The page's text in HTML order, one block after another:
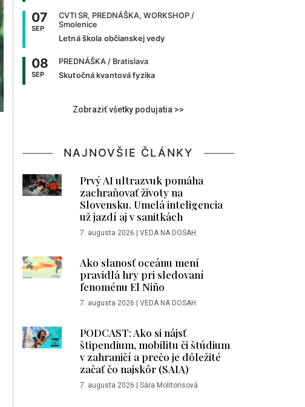
07
SEP
CVTI SR, PREDNÁŠKA, WORKSHOP /
Smolenice
Letná škola občianskej vedy
08
SEP
PREDNÁŠKA / Bratislava
Skutočná kvantová fyzika
Zobraziť všetky podujatia >>
NAJNOVŠIE ČLÁNKY
Prvý AI ultrazvuk pomáha
zachraňovať životy na
Slovensku. Umelá inteligencia
už jazdí aj v sanitkách
7. augusta 2026 | VEDA NA DOSAH
Ako slanosť oceánu mení
pravidlá hry pri sledovaní
fenoménu El Niño
7. augusta 2026 | VEDA NA DOSAH
PODCAST: Ako si nájsť
štipendium, mobilitu či štúdium
v zahraničí a prečo je dôležité
začať čo najskôr (SAIA)
7. augusta 2026 | Sára Molitorisová